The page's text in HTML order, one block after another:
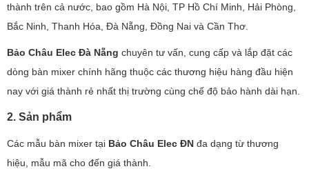
thành trên cả nước, bao gồm Hà Nội, TP Hồ Chí Minh, Hải Phòng,
Bắc Ninh, Thanh Hóa, Đà Nẵng, Đồng Nai và Cần Thơ.
Bảo Châu Elec Đà Nẵng chuyên tư vấn, cung cấp và lắp đặt các
dòng bàn mixer chính hãng thuộc các thương hiệu hàng đầu hiện
nay với giá thành rẻ nhất thị trường cùng chế độ bảo hành dài hạn.
2. Sản phẩm
Các mẫu bàn mixer tại Bảo Châu Elec ĐN đa dạng từ thương
hiệu, mẫu mã cho đến giá thành.